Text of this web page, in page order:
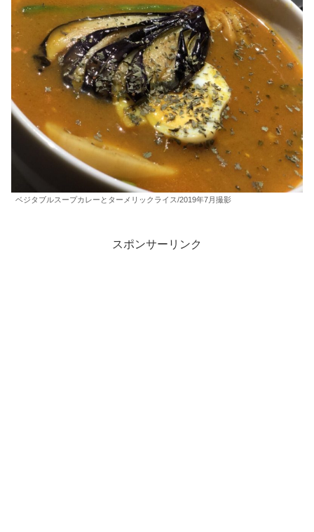
ベジタブルスープカレーとターメリックライス/2019年7月撮影
スポンサーリンク